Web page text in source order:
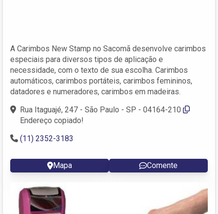
A Carimbos New Stamp no Sacomã desenvolve carimbos
especiais para diversos tipos de aplicação e
necessidade, com o texto de sua escolha. Carimbos
automáticos, carimbos portáteis, carimbos femininos,
datadores e numeradores, carimbos em madeiras.
Rua Itaguajé, 247 - São Paulo - SP - 04164-210
Endereço copiado!
(11) 2352-3183
Mapa Comente